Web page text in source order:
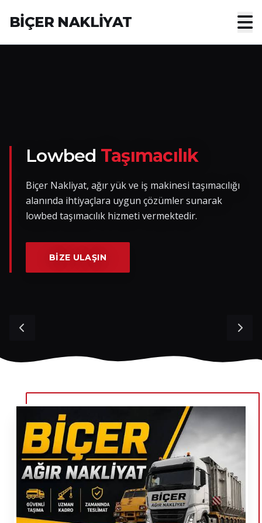
BİÇER NAKLİYAT
Nakliye Yük İlanları
İletişim
Lowbed Taşımacılık
Biçer Nakliyat, ağır yük ve iş makinesi taşımacılığı
alanında ihtiyaçlara uygun çözümler sunarak
lowbed taşımacılık hizmeti vermektedir.
BIZE ULAŞIN